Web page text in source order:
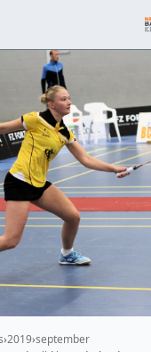
2019 september